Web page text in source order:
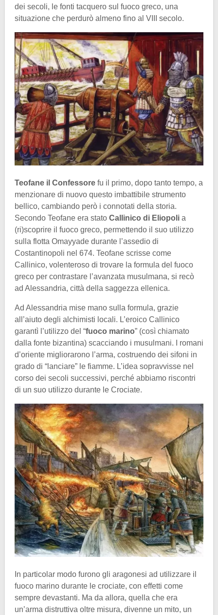
dei secoli, le fonti tacquero sul fuoco greco, una
situazione che perdurò almeno fino al VIII secolo.
Teofane il Confessore fu il primo, dopo tanto tempo, a
menzionare di nuovo questo imbattibile strumento
bellico, cambiando però i connotati della storia.
Secondo Teofane era stato Callinico di Eliopoli a
(ri)scoprire il fuoco greco, permettendo il suo utilizzo
sulla flotta Omayyade durante l’assedio di
Costantinopoli nel 674. Teofane scrisse come
Callinico, volenteroso di trovare la formula del fuoco
greco per contrastare l’avanzata musulmana, si recò
ad Alessandria, città della saggezza ellenica.
Ad Alessandria mise mano sulla formula, grazie
all’aiuto degli alchimisti locali. L’eroico Callinico
garantì l’utilizzo del “fuoco marino” (così chiamato
dalla fonte bizantina) scacciando i musulmani. I romani
d’oriente migliorarono l’arma, costruendo dei sifoni in
grado di “lanciare” le fiamme. L’idea sopravvisse nel
corso dei secoli successivi, perché abbiamo riscontri
di un suo utilizzo durante le Crociate.
In particolar modo furono gli aragonesi ad utilizzare il
fuoco marino durante le crociate, con effetti come
sempre devastanti. Ma da allora, quella che era
un’arma distruttiva oltre misura, divenne un mito, un